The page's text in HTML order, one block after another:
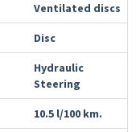
Ventilated discs
Disc
Hydraulic
Steering
10.5 l/100 km.